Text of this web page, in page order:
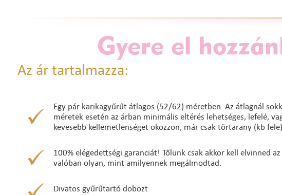
Gyere el
Az ár tartalmazza:
Egy pár karikagyűrűt átlagos (52/62) méretben. Az átlagnál
méretek esetén az árban minimális eltérés lehetséges, lefelé,
kevesebb kellemetlenséget okozzon, már csak törtarany (kb
100% elégedettségi garanciát! Tőlünk csak akkor kell elvinned
valóban olyan, mint amilyennek megálmodtad.
Divatos gyűrűtartó dobozt